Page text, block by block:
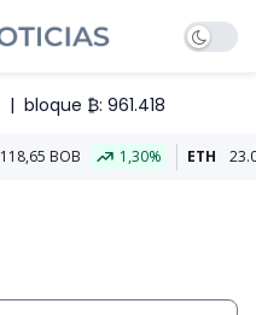
| bloque ₿: 961.418
1,30% ETH 23.023,30 BOB